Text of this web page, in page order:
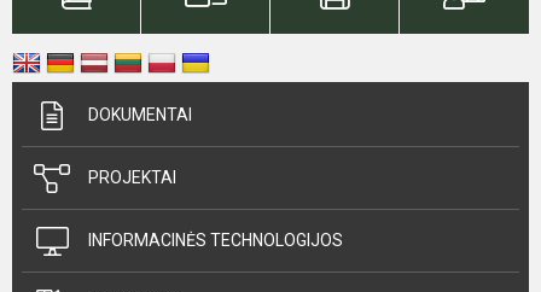
DOKUMENTAI
PROJEKTAI
INFORMACINĖS TECHNOLOGIJOS